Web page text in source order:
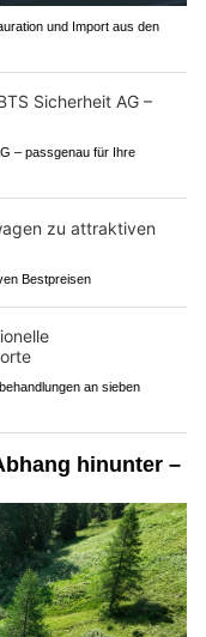
und Import aus den
– passgenau für Ihre
Bestpreisen
an sieben
hinunter –